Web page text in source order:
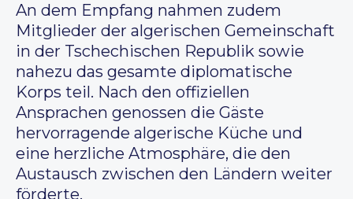
An dem Empfang nahmen zudem
Mitglieder der algerischen Gemeinschaft
in der Tschechischen Republik sowie
nahezu das gesamte diplomatische
Korps teil. Nach den offiziellen
Ansprachen genossen die Gäste
hervorragende algerische Küche und
eine herzliche Atmosphäre, die den
Austausch zwischen den Ländern weiter
förderte.